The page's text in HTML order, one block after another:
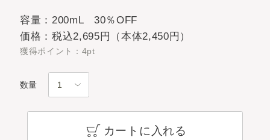
容量：200mL 30％OFF
価格：税込2,695円（本体2,450円）
獲得ポイント：4pt
数量
カートに入れる